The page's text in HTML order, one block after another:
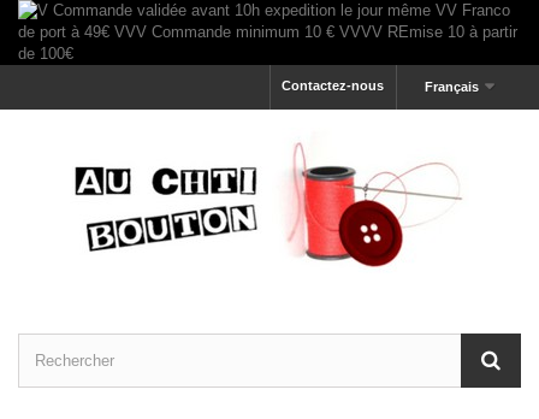
Français
Contactez-nous